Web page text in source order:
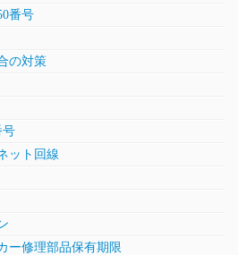
番号
の対策
号
ット回線
ー修理部品保有期限